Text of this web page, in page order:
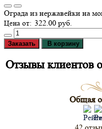
Ограда из нержавейки на
322.00 руб.
Заказать В корзину
Отзывы клиентов
Общая